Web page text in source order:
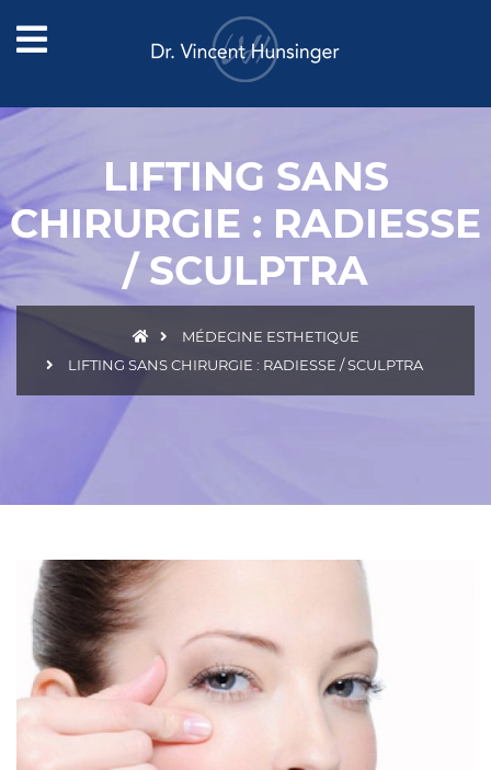
LIFTING SANS
CHIRURGIE : RADIESSE
/ SCULPTRA
MÉDECINE ESTHETIQUE
LIFTING SANS CHIRURGIE : RADIESSE / SCULPTRA